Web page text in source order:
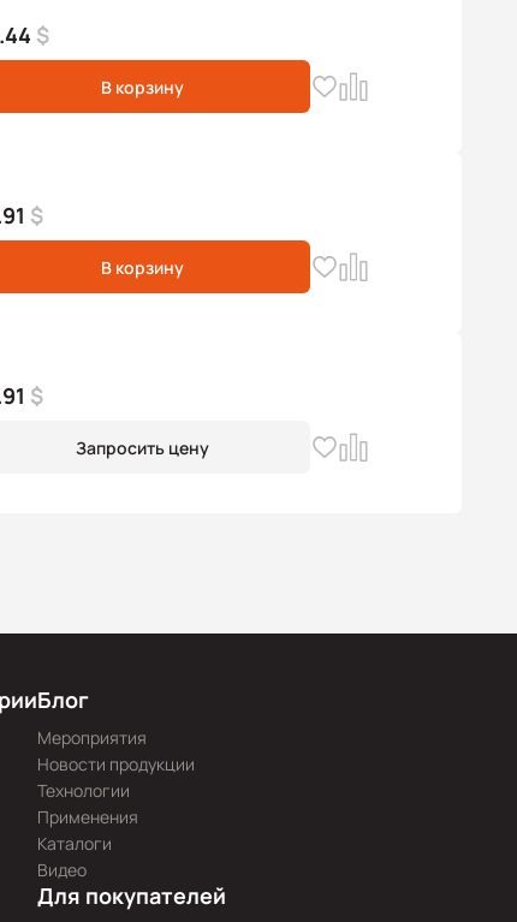
$
В корзину
$
В корзину
$
Запросить цену
Блог
Мероприятия
Новости продукции
Технологии
Применения
Каталоги
Видео
Для покупателей